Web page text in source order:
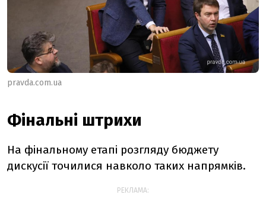
pravda.com.ua
Фінальні штрихи
На фінальному етапі розгляду бюджету
дискусії точилися навколо таких напрямків.
РЕКЛАМА: